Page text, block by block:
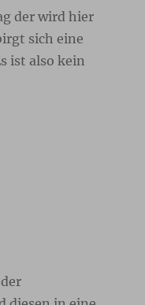
der wird hier
sich eine
ist also kein